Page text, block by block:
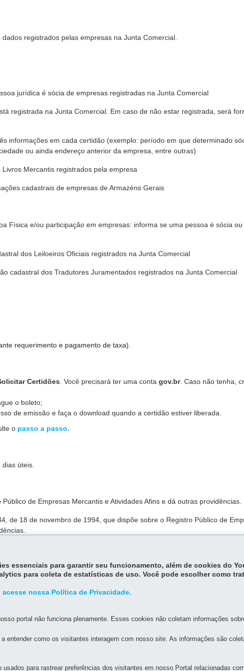
registrados pelas empresas na Junta Comercial.
jurídica é sócia de empresas registradas na Junta Comercial
registrada na Junta Comercial. Em caso de não estar registrada, será
informações em cada certidão (exemplo: período em que determinado
ou ainda endereço anterior da empresa, entre outras)
Mercantis registrados pela empresa
cadastrais de empresas de Armazéns Gerais
Física e/ou participação em empresas: informa se uma pessoa é sócia
dos Leiloeiros Oficiais registrados na Junta Comercial
cadastral dos Tradutores Juramentados registrados na Junta Comercial
requerimento e pagamento de taxa).
Certidões . Você precisará ter uma conta gov.br. Caso não tenha,
o boleto;
de emissão e faça o download quando a certidão estiver liberada.
o passo a passo.
úteis.
de Empresas Mercantis e Atividades Afins e dá outras providências.
de 18 de novembro de 1994, que dispõe sobre o Registro Público de
sobre as normas e diretrizes gerais do Registro Público de Empresas,
de 30 de janeiro de 1996.
essenciais para garantir seu funcionamento, além de cookies do
para coleta de estatísticas de uso. Você pode escolher como
acesse nossa Política de Privacidade.
portal não funciona plenamente. Esses cookies não coletam informações
entender como os visitantes interagem com nosso site. As informações são
usados para rastrear preferências dos visitantes em nosso Portal relacionadas